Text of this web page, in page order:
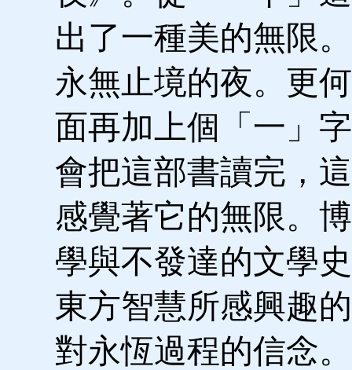
出了一種美的無限
永無止境的夜。更
面再加上個「一」
會把這部書讀完，
感覺著它的無限。
學與不發達的文學
東方智慧所感興趣
對永恆過程的信念